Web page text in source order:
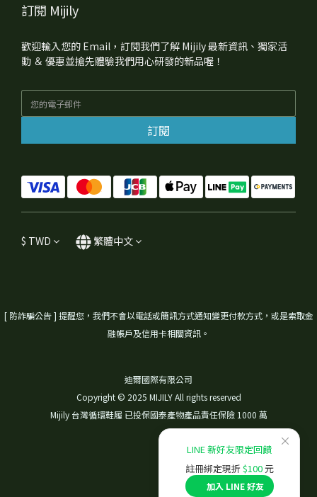
訂閱 Mijily
歡迎輸入您的 Email，訂閱我們了解 Mijily 最新資訊、獨家活
動 ＆ 優惠並搶先體驗我們用心研發的新品喔！
訂閱
$ TWD 繁體中文
[ 防詐騙公告 ] 提醒您，我們不會以電話或簡訊方式通知變更付款方式，或是索取金
融帳戶及信用卡相關資訊。
迪爾國際有限公司
Copyright © 2025 MIJILY All rights reserved
Mijily 台灣循環鞋履 已投保國泰產物產品責任保險 1000 萬
×
LINE 新好友限定回饋
註冊綁定現折 $100元
加入 LINE 好友